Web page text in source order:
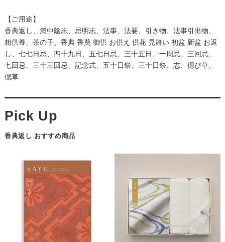
【ご用途】
香典返し、満中陰志、忌明志、法事、法要、引き物、法事引出物、
粗供養、茶の子、香典 香奠 御供 お供え 供花 見舞い 初盆 新盆 お返
し、七七日忌、四十九日、五七日忌、三十五日、一周忌、三回忌、
七回忌、三十三回忌、記念式、五十日祭、三十日祭、志、偲び草、
偲草
香典返し おすすめ商品